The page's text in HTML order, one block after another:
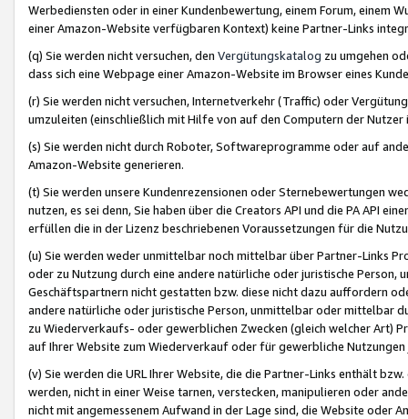
Werbediensten oder in einer Kundenbewertung, einem Forum, einem
einer Amazon-Website verfügbaren Kontext) keine Partner-Links
(q) Sie werden nicht versuchen, den Vergütungskatalog zu umgehen
dass sich eine Webpage einer Amazon-Website im Browser eines
(r) Sie werden nicht versuchen, Internetverkehr (Traffic) oder
umzuleiten (einschließlich mit Hilfe von auf den Computern der
(s) Sie werden nicht durch Roboter, Softwareprogramme oder auf
Amazon-Website generieren.
(t) Sie werden unsere Kundenrezensionen oder Sternebewertungen
nutzen, es sei denn, Sie haben über die Creators API und die PA API
erfüllen die in der Lizenz beschriebenen Voraussetzungen für die
(u) Sie werden weder unmittelbar noch mittelbar über Partner-Links
oder zu Nutzung durch eine andere natürliche oder juristische
Geschäftspartnern nicht gestatten bzw. diese nicht dazu auffordern
andere natürliche oder juristische Person, unmittelbar oder mittelbar
zu Wiederverkaufs- oder gewerblichen Zwecken (gleich welcher Art)
auf Ihrer Website zum Wiederverkauf oder für gewerbliche
(v) Sie werden die URL Ihrer Website, die die Partner-Links enthält
werden, nicht in einer Weise tarnen, verstecken, manipulieren oder
nicht mit angemessenem Aufwand in der Lage sind, die Website oder